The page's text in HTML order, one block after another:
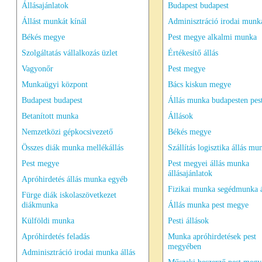
Állásajánlatok
Állást munkát kínál
Békés megye
Szolgáltatás vállalkozás üzlet
Vagyonőr
Munkaügyi központ
Budapest budapest
Betanított munka
Nemzetközi gépkocsivezető
Összes diák munka mellékállás
Pest megye
Apróhirdetés állás munka egyéb
Fürge diák iskolaszövetkezet
diákmunka
Külföldi munka
Apróhirdetés feladás
Adminisztráció irodai munka állás
Budapest budapest
Adminisztráció irodai
Pest megye alkalmi munka
Értékesítő állás
Pest megye
Bács kiskun megye
Állás munka budapesten
Állások
Békés megye
Szállítás logisztika állás
Pest megyei állás munka
állásajánlatok
Fizikai munka segédmunka
Állás munka pest megye
Pesti állások
Munka apróhirdetések pest
megyében